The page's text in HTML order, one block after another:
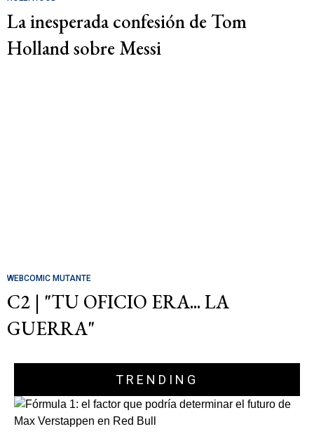
La inesperada confesión de Tom
Holland sobre Messi
WEBCOMIC MUTANTE
C2 | "TU OFICIO ERA... LA
GUERRA"
TRENDING